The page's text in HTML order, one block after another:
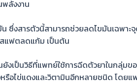
ลังงาน
ซึ่งสารตัวนี้สามารถช่วยลดไขมันเฉพาะ
สแฟตลดแก้ม เป็นต้น
ยังเป็นวิธีที่แพทย์ใช้การฉีดตัวยาในกลุ่ม
อไข่แดงและวิตามินอีกหลายชนิด โดย